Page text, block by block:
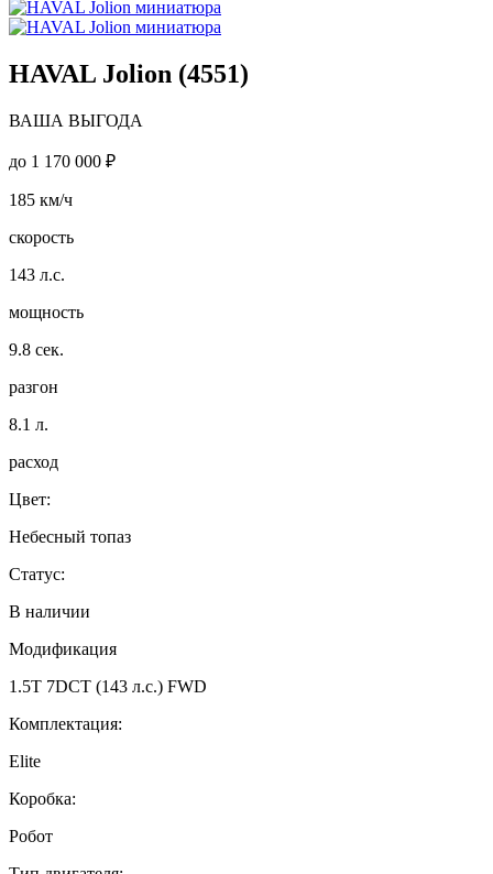
HAVAL Jolion (4551)
ВАША ВЫГОДА
до 1 170 000 ₽
185 км/ч
скорость
143 л.с.
мощность
9.8 сек.
разгон
8.1 л.
расход
Цвет:
Небесный топаз
Статус:
В наличии
Модификация
1.5T 7DCT (143 л.с.) FWD
Комплектация:
Elite
Коробка:
Робот